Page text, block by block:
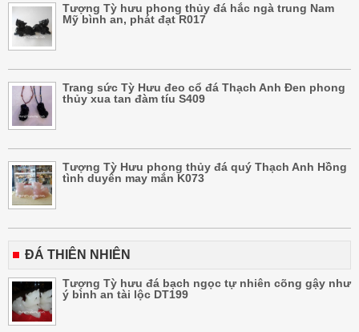
Tượng Tỳ hưu phong thủy đá hắc ngà trung Nam
Mỹ bình an, phát đạt R017
Trang sức Tỳ Hưu đeo cổ đá Thạch Anh Đen phong
thủy xua tan đàm tíu S409
Tượng Tỳ Hưu phong thủy đá quý Thạch Anh Hồng
tình duyên may mắn K073
ĐÁ THIÊN NHIÊN
Tượng Tỳ hưu đá bạch ngọc tự nhiên cõng gậy như
ý bình an tài lộc DT199